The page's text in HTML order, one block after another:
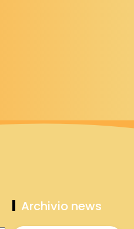
Archivio news